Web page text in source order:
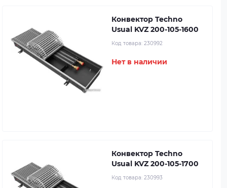
Конвектор Techno
Usual KVZ 200-105-1600
Код товара: 230992
Нет в наличии
Конвектор Techno
Usual KVZ 200-105-1700
Код товара: 230993